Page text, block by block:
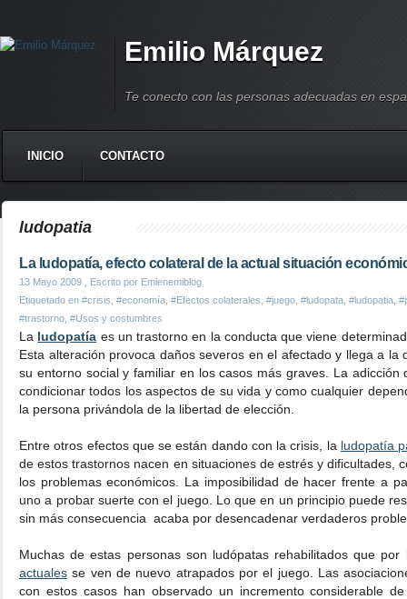
Emilio Márquez
Te conecto con las personas adecuadas en
INICIO CONTACTO
ludopatia
La ludopatía, efecto colateral de la actual situación
13 Mayo 2009 , Escrito por Emienemiblog
Etiquetado en #crisis #economía #Efectos colaterales #juego #ludopata #ludopatia
#trastorno #Usos y costumbres
La ludopatía es un trastorno en la conducta que viene
Esta alteración provoca daños severos en el afectado y llega a la
su entorno social y familiar en los casos más graves. La
condicionar todos los aspectos de su vida y como cualquier
la persona privándola de la libertad de elección.
Entre otros efectos que se están dando con la crisis, la ludopatía
de estos trastornos nacen en situaciones de estrés y dificultades,
los problemas económicos. La imposibilidad de hacer frente a
uno a probar suerte con el juego. Lo que en un principio puede
sin más consecuencia acaba por desencadenar verdaderos
Muchas de estas personas son ludópatas rehabilitados que
actuales se ven de nuevo atrapados por el juego. Las
con estos casos han observado un incremento considerable